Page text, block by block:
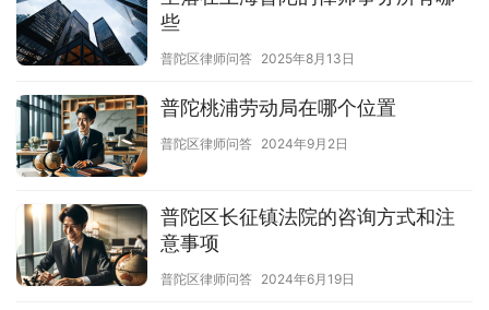
些
普陀区律师问答 2025年8月13日
普陀桃浦劳动局在哪个位置
普陀区律师问答 2024年9月2日
普陀区长征镇法院的咨询方式和注
意事项
普陀区律师问答 2024年6月19日